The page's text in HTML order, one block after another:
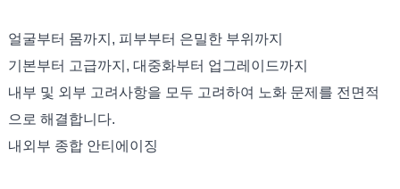
얼굴부터 몸까지, 피부부터 은밀한 부위까지
기본부터 고급까지, 대중화부터 업그레이드까지
내부 및 외부 고려사항을 모두 고려하여 노화 문제를 전면적
으로 해결합니다.
내외부 종합 안티에이징